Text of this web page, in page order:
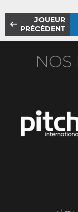
JOUEUR
PRÉCÉDENT
NOS